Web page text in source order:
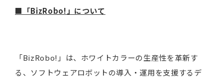
■「BizRobo!」について
「BizRobo!」は、ホワイトカラーの生産性を革新す
る、ソフトウェアロボットの導入・運用を支援するデ